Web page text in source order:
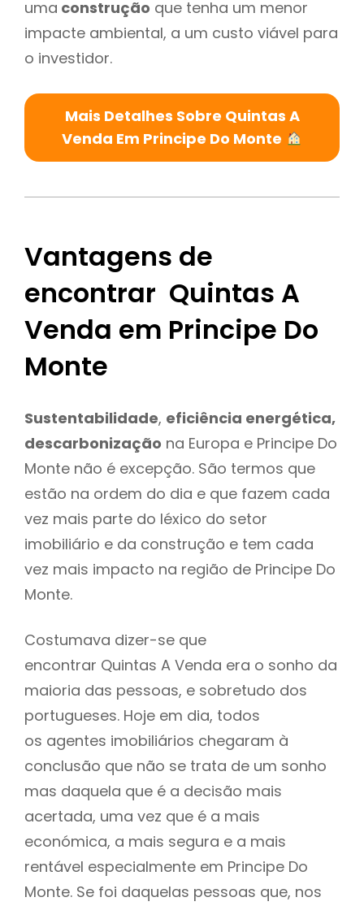
uma construção que tenha um menor
impacte ambiental, a um custo viável para
o investidor.
Mais Detalhes Sobre Quintas A
Venda Em Principe Do Monte
Vantagens de
encontrar Quintas A
Venda em Principe Do
Monte
Sustentabilidade, eficiência energética,
descarbonização na Europa e Principe Do
Monte não é excepção. São termos que
estão na ordem do dia e que fazem cada
vez mais parte do léxico do setor
imobiliário e da construção e tem cada
vez mais impacto na região de Principe Do
Monte.
Costumava dizer-se que
encontrar Quintas A Venda era o sonho da
maioria das pessoas, e sobretudo dos
portugueses. Hoje em dia, todos
os agentes imobiliários chegaram à
conclusão que não se trata de um sonho
mas daquela que é a decisão mais
acertada, uma vez que é a mais
económica, a mais segura e a mais
rentável especialmente em Principe Do
Monte. Se foi daquelas pessoas que, nos